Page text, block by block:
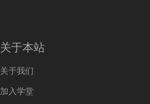
关于本站
关于我们
加入学堂